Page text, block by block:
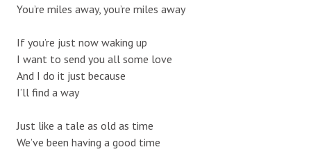
You’re miles away, you’re miles away
If you’re just now waking up
I want to send you all some love
And I do it just because
I’ll find a way
Just like a tale as old as time
We’ve been having a good time